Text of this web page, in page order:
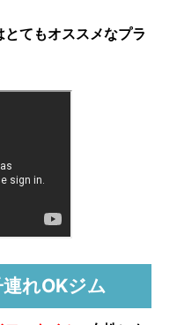
てもオススメなプラ
れOKジム